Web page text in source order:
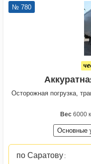
№ 780
Осторожная погрузка,
Вес6000
Основные
по Саратову :